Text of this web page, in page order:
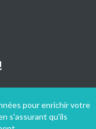
pour enrichir votre
s'assurant qu'ils